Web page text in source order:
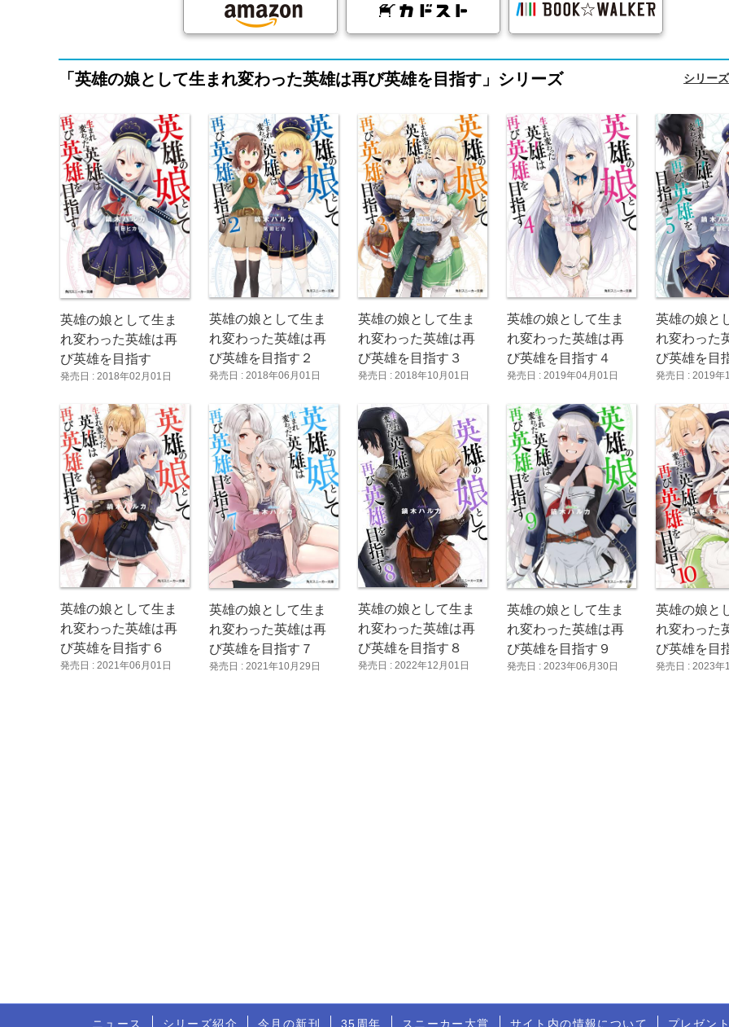
「英雄の娘として生まれ変わった英雄は再び英雄を目指す」シリーズ シリー
英雄の娘として生ま
れ変わった英雄は再
び英雄を目指す
発売日 : 2018年02月01日
英雄の娘として生ま
れ変わった英雄は再
び英雄を目指す２
発売日 : 2018年06月01日
英雄の娘として生ま
れ変わった英雄は再
び英雄を目指す３
発売日 : 2018年10月01日
英雄の娘として生ま
れ変わった英雄は再
び英雄を目指す４
発売日 : 2019年04月01日
英雄の娘と
れ変わった
び英雄を目
発売日 : 2019年
英雄の娘として生ま
れ変わった英雄は再
び英雄を目指す６
発売日 : 2021年06月01日
英雄の娘として生ま
れ変わった英雄は再
び英雄を目指す７
発売日 : 2021年10月29日
英雄の娘として生ま
れ変わった英雄は再
び英雄を目指す８
発売日 : 2022年12月01日
英雄の娘として生ま
れ変わった英雄は再
び英雄を目指す９
発売日 : 2023年06月30日
英雄の娘と
れ変わった
び英雄を目
発売日 : 2023年
ニュース シリーズ紹介 今月の新刊 35周年 スニーカー大賞 サイト内の情報について プレゼン